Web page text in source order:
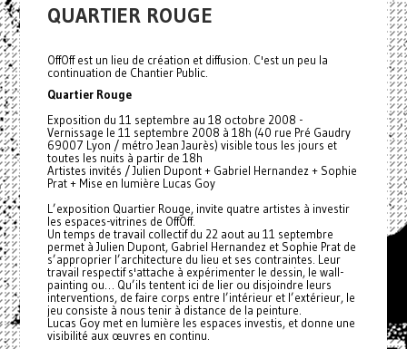
QUARTIER ROUGE
OffOff est un lieu de création et diffusion. C'est un peu la
continuation de Chantier Public.
Quartier Rouge
Exposition du 11 septembre au 18 octobre 2008 -
Vernissage le 11 septembre 2008 à 18h (40 rue Pré Gaudry
69007 Lyon / métro Jean Jaurès) visible tous les jours et
toutes les nuits à partir de 18h
Artistes invités / Julien Dupont + Gabriel Hernandez + Sophie
Prat + Mise en lumière Lucas Goy
L’exposition Quartier Rouge, invite quatre artistes à investir
les espaces-vitrines de OffOff.
Un temps de travail collectif du 22 aout au 11 septembre
permet à Julien Dupont, Gabriel Hernandez et Sophie Prat de
s’approprier l’architecture du lieu et ses contraintes. Leur
travail respectif s'attache à expérimenter le dessin, le wall-
painting ou… Qu’ils tentent ici de lier ou disjoindre leurs
interventions, de faire corps entre l’intérieur et l’extérieur, le
jeu consiste à nous tenir à distance de la peinture.
Lucas Goy met en lumière les espaces investis, et donne une
visibilité aux œuvres en continu.